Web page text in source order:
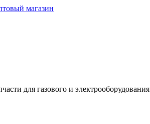
магазин
для газового и электрооборудования